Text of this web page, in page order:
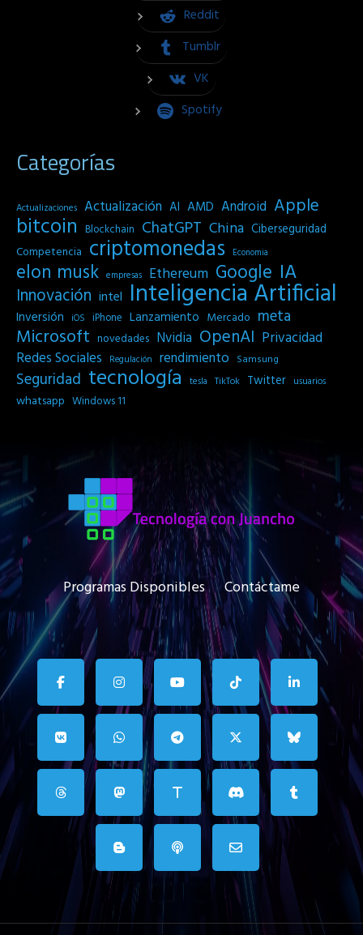
Reddit
Tumblr
VK
Spotify
Categorías
Actualizaciones Actualización AI AMD Android Apple
bitcoin Blockchain ChatGPT China Ciberseguridad
Competencia criptomonedas Economia
elon musk empresas Ethereum Google IA
Innovación intel Inteligencia Artificial
Inversión iOS iPhone Lanzamiento Mercado meta
Microsoft novedades Nvidia OpenAI Privacidad
Redes Sociales
Regulación rendimiento Samsung
Seguridad tecnología tesla TikTok Twitter usuarios
whatsapp Windows 11
Programas Disponibles Contáctame